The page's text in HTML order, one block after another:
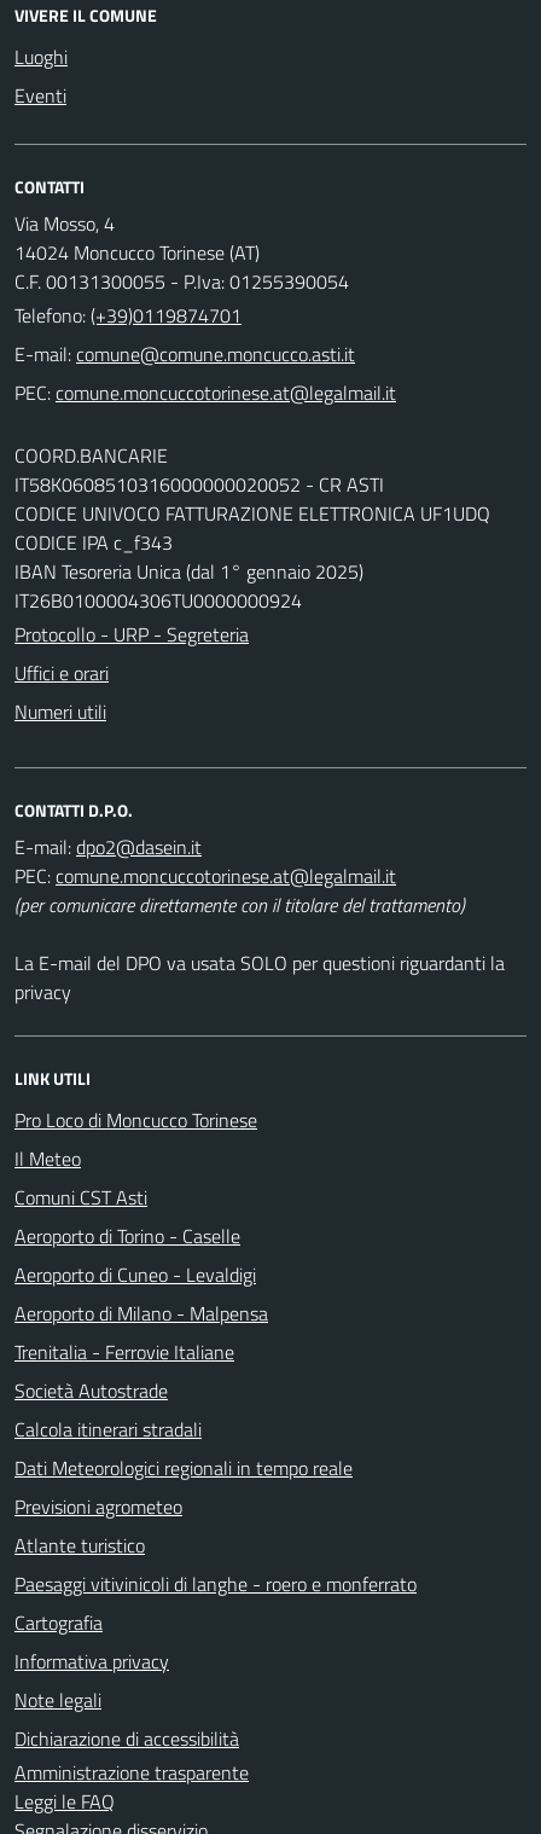
VIVERE IL COMUNE
Luoghi
Eventi
CONTATTI
Via Mosso, 4
14024 Moncucco Torinese (AT)
C.F. 00131300055 - P.Iva: 01255390054
Telefono:(+39)0119874701
E-mail:comune@comune.moncucco.asti.it
PEC:comune.moncuccotorinese.at@legalmail.it
COORD.BANCARIE
IT58K0608510316000000020052 - CR ASTI
CODICE UNIVOCO FATTURAZIONE ELETTRONICA UF1UDQ
CODICE IPA c_f343
IBAN Tesoreria Unica (dal 1° gennaio 2025)
IT26B0100004306TU0000000924
Protocollo - URP - Segreteria
Uffici e orari
Numeri utili
CONTATTI D.P.O.
E-mail:dpo2@dasein.it
PEC:comune.moncuccotorinese.at@legalmail.it
(per comunicare direttamente con il titolare del trattamento)
La E-mail del DPO va usata SOLO per questioni riguardanti la
privacy
LINK UTILI
Pro Loco di Moncucco Torinese
Il Meteo
Comuni CST Asti
Aeroporto di Torino - Caselle
Aeroporto di Cuneo - Levaldigi
Aeroporto di Milano - Malpensa
Trenitalia - Ferrovie Italiane
Società Autostrade
Calcola itinerari stradali
Dati Meteorologici regionali in tempo reale
Previsioni agrometeo
Atlante turistico
Paesaggi vitivinicoli di langhe - roero e monferrato
Cartografia
Informativa privacy
Note legali
Dichiarazione di accessibilità
Amministrazione trasparente
Leggi le FAQ